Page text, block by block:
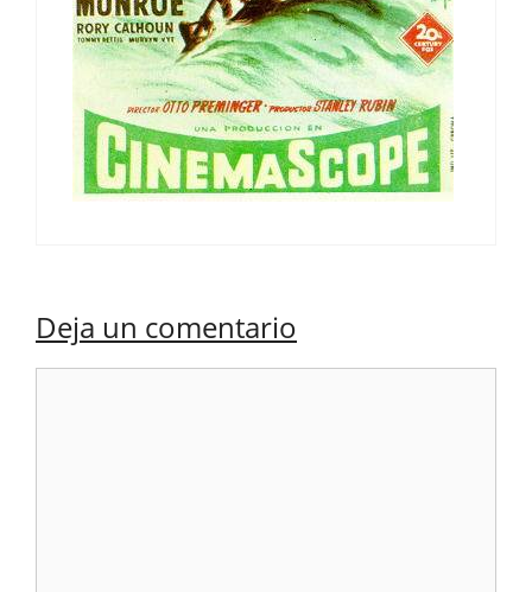
Deja un comentario